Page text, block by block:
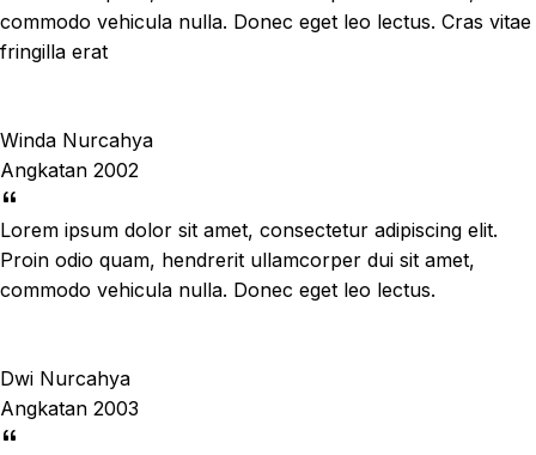
commodo vehicula nulla. Donec eget leo lectus. Cras vitae
fringilla erat
Winda Nurcahya
Angkatan 2002
Lorem ipsum dolor sit amet, consectetur adipiscing elit.
Proin odio quam, hendrerit ullamcorper dui sit amet,
commodo vehicula nulla. Donec eget leo lectus.
Dwi Nurcahya
Angkatan 2003